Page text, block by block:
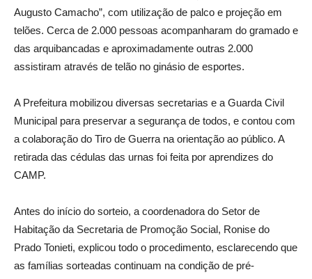
Augusto Camacho”, com utilização de palco e projeção em
telões. Cerca de 2.000 pessoas acompanharam do gramado e
das arquibancadas e aproximadamente outras 2.000
assistiram através de telão no ginásio de esportes.
A Prefeitura mobilizou diversas secretarias e a Guarda Civil
Municipal para preservar a segurança de todos, e contou com
a colaboração do Tiro de Guerra na orientação ao público. A
retirada das cédulas das urnas foi feita por aprendizes do
CAMP.
Antes do início do sorteio, a coordenadora do Setor de
Habitação da Secretaria de Promoção Social, Ronise do
Prado Tonieti, explicou todo o procedimento, esclarecendo que
as famílias sorteadas continuam na condição de pré-